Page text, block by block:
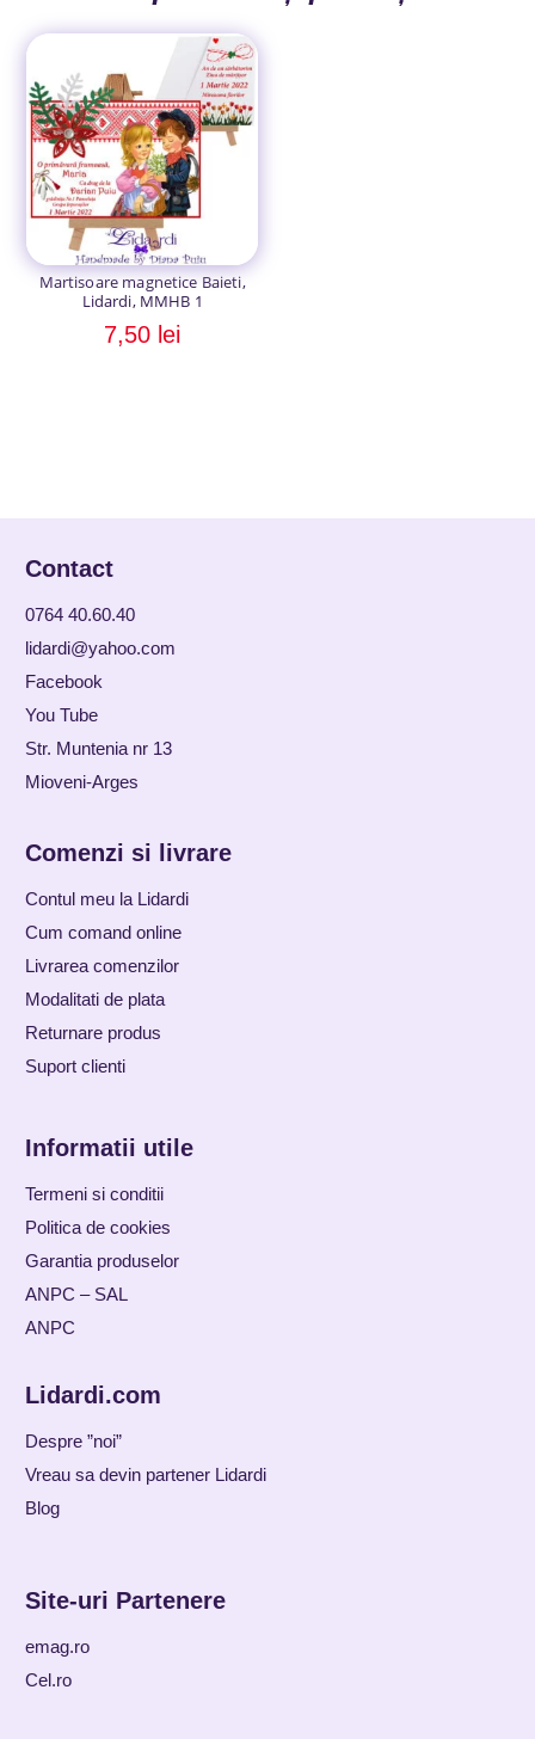
Martisoare magnetice Baieti,
Lidardi, MMHB 1
7,50 lei
Contact
0764 40.60.40
lidardi@yahoo.com
Facebook
You Tube
Str. Muntenia nr 13
Mioveni-Arges
Comenzi si livrare
Contul meu la Lidardi
Cum comand online
Livrarea comenzilor
Modalitati de plata
Returnare produs
Suport clienti
Informatii utile
Termeni si conditii
Politica de cookies
Garantia produselor
ANPC – SAL
ANPC
Lidardi.com
Despre ”noi”
Vreau sa devin partener Lidardi
Blog
Site-uri Partenere
emag.ro
Cel.ro